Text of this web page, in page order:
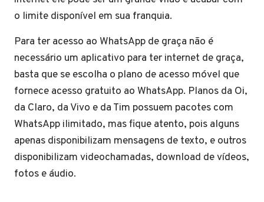
o limite disponível em sua franquia.
Para ter acesso ao WhatsApp de graça não é
necessário um aplicativo para ter internet de graça,
basta que se escolha o plano de acesso móvel que
fornece acesso gratuito ao WhatsApp. Planos da Oi,
da Claro, da Vivo e da Tim possuem pacotes com
WhatsApp ilimitado, mas fique atento, pois alguns
apenas disponibilizam mensagens de texto, e outros
disponibilizam videochamadas, download de vídeos,
fotos e áudio.